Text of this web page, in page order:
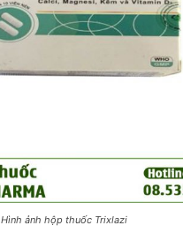
Hình ảnh hộp thuốc Trixlazi